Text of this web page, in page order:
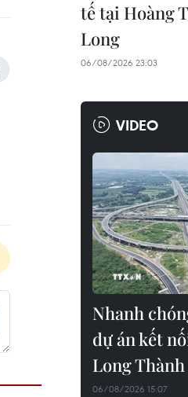
tế tại Hoàng
Long
06/08/2026 23:03
VIDEO
Nhanh
dự án kết
Long Thành
06/08/2026 15:07